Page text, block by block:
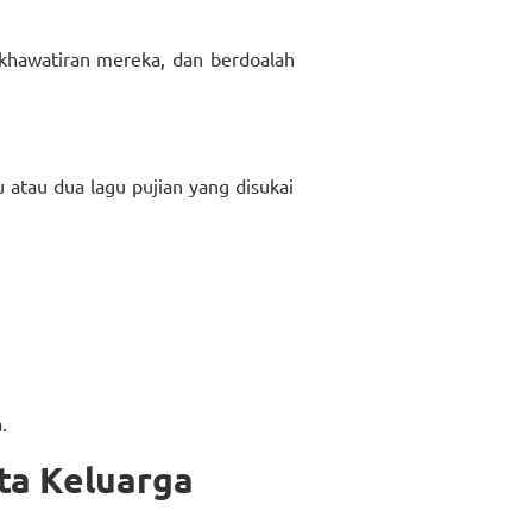
mereka, dan berdoalah
dua lagu pujian yang disukai
Keluarga